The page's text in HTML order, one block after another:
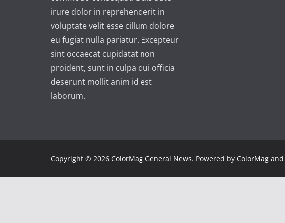
irure dolor in reprehenderit in
voluptate velit esse cillum dolore
eu fugiat nulla pariatur. Excepteur
sint occaecat cupidatat non
proident, sunt in culpa qui officia
deserunt mollit anim id est
laborum.
Copyright © 2026 ColorMag General News. Powered by ColorMag and